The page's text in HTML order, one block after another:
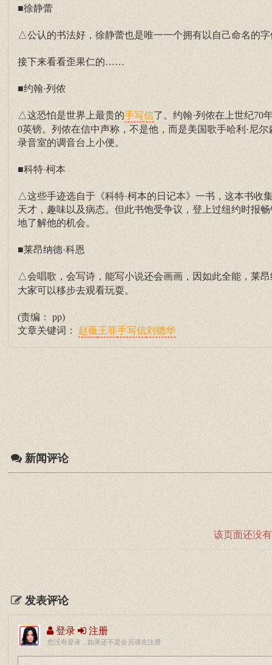
■徐静蕾
△公认的书法好，徐静蕾也是唯一一个拥有以自己命名的
接下来看看歪果仁的……
■约翰·列侬
△这恐怕是世界上最贵的手写信了。约翰·列侬在上世纪70
0英镑。列侬在信中声称，不是他，而是美国歌手哈利·尼尔
录音室的调音台上小便。
■科特·柯本
△这些手迹选自于《科特·柯本的日记本》一书，这本书收
天才，趣味以及病态。但此书饱受争议，登上过纽约时报
地了解他的机会。
■莱昂纳德·科恩
△会唱歌，会写诗，能写小说还会画画，因如此全能，莱昂
大家可以移步去观看玩耍。
(责编： pp)
文章关键词： 赵薇王菲手写信刘德华
新闻评论
该页面还没
发表评论
登录 注册
您没有登录，如果还不是会员请先注册